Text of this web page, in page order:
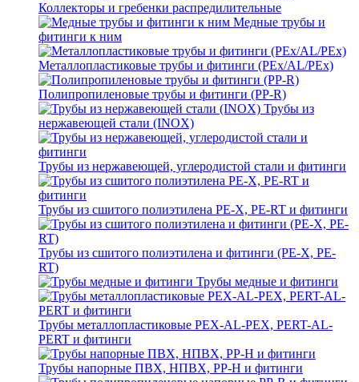
Коллекторы и гребенки распредилительные
Медные трубы и
фитинги к ним
Металлопластиковые трубы и фитинги (PEx/AL/PEx)
Полипропиленовые трубы и фитинги (PP-R)
Трубы из
нержавеющей стали (INOX)
Трубы из нержавеющей, углеродистой стали и фитинги
Трубы из сшитого полиэтилена PE-X, PE-RT и фитинги
Трубы из сшитого полиэтилена и фитинги (PE-X, PE-
RT)
Трубы медные и фитинги
Трубы металлопластиковые PEX-AL-PEX, PERT-AL-
PERT и фитинги
Трубы напорные ПВХ, НПВХ, PP-H и фитинги